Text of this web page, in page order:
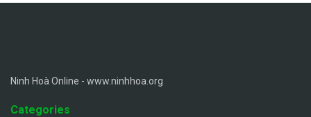
Ninh Hoà Online - www.ninhhoa.org
Categories